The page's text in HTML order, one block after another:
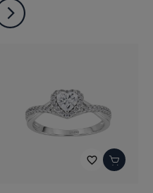
favorite_border